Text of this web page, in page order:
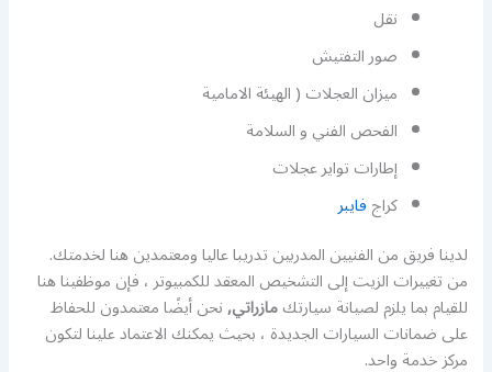
نقل
صور التفتيش
ميزان العجلات ( الهيئة الامامية
الفحص الفني و السلامة
إطارات تواير عجلات
كراجفايبر
لدينا فريق من الفنيين المدربين تدريبا عاليا ومعتمدين هنا لخدمتك.
من تغييرات الزيت إلى التشخيص المعقد للكمبيوتر ، فإن موظفينا هنا
للقيام بما يلزم لصيانة سيارتكمازراتي,نحن أيضًا معتمدون للحفاظ
على ضمانات السيارات الجديدة ، بحيث يمكنك الاعتماد علينا لتكون
مركز خدمة واحد.